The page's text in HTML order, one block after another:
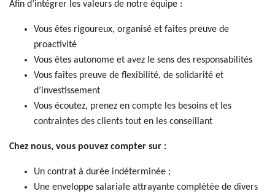
Afin d’intégrer les valeurs de notre équipe :
Vous êtes rigoureux, organisé et faites preuve de
proactivité
Vous êtes autonome et avez le sens des responsabilités
Vous faîtes preuve de flexibilité, de solidarité et
d’investissement
Vous écoutez, prenez en compte les besoins et les
contraintes des clients tout en les conseillant
Chez nous, vous pouvez compter sur :
Un contrat à durée indéterminée ;
Une enveloppe salariale attrayante complétée de divers